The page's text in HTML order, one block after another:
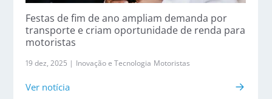
Festas de fim de ano ampliam demanda por
transporte e criam oportunidade de renda para
motoristas
19 dez, 2025 | Inovação e Tecnologia Motoristas
Ver notícia